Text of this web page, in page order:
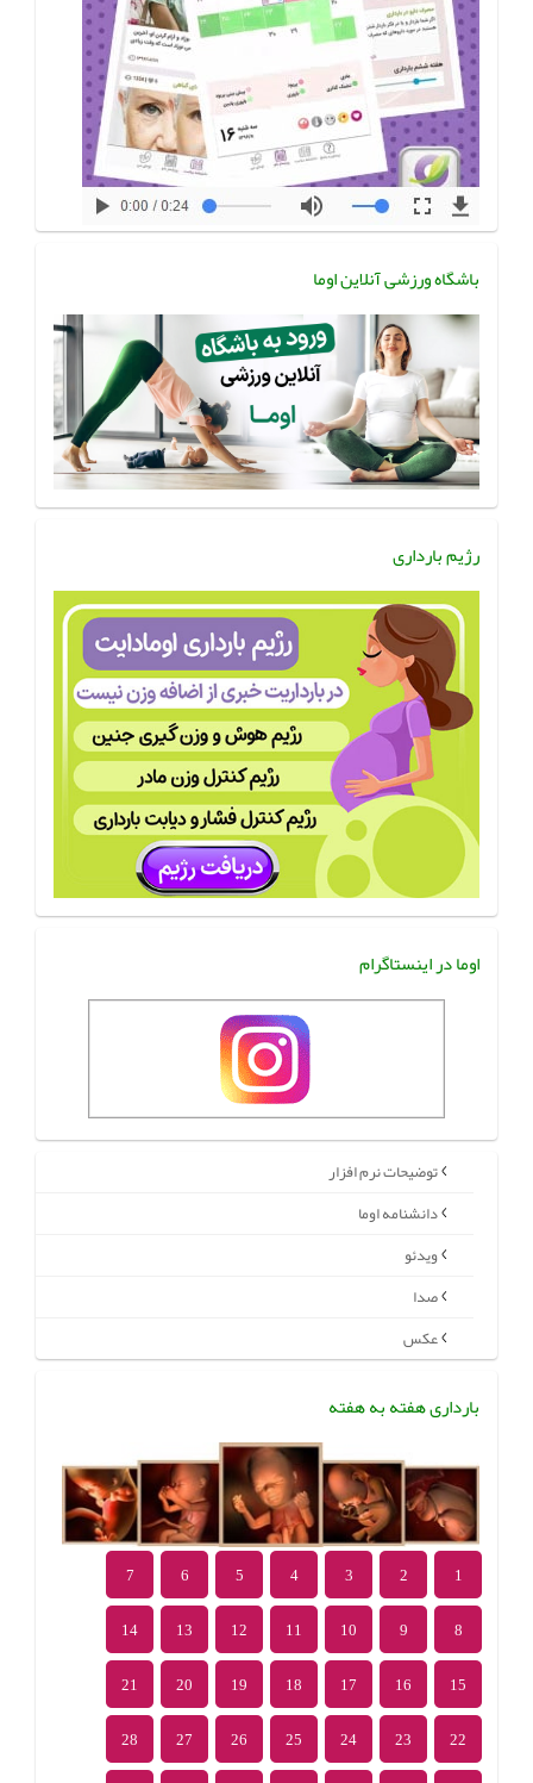
باشگاه ورزشی آنلاین اوما
رژیم بارداری
اوما در اینستاگرام
توضیحات نرم افزار
دانشنامه اوما
ویدئو
صدا
عکس
بارداری هفته به هفته
1
2
3
4
5
6
7
8
9
10
11
12
13
14
15
16
17
18
19
20
21
22
23
24
25
26
27
28